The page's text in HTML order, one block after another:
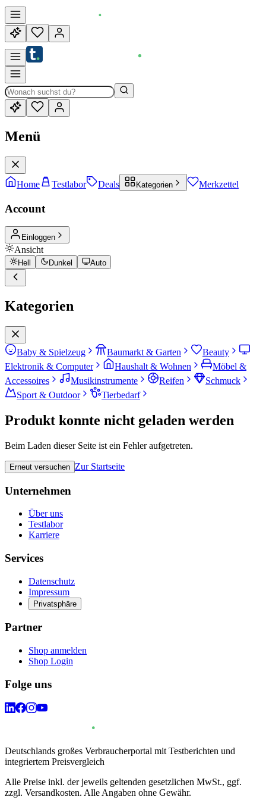
Menü
Home Testlabor Deals Kategorien Merkzettel
Account
Einloggen
Ansicht
Hell Dunkel Auto
Kategorien
Baby & Spielzeug Baumarkt & Garten
Beauty
Elektronik & Computer
Haushalt & Wohnen
Möbel &
Accessoires
Musikinstrumente Reifen
Schmuck
Sport & Outdoor
Tierbedarf
Produkt konnte nicht geladen werden
Beim Laden dieser Seite ist ein Fehler aufgetreten.
Erneut versuchen Zur Startseite
Unternehmen
Über uns
Testlabor
Karriere
Services
Datenschutz
Impressum
Privatsphäre
Partner
Shop anmelden
Shop Login
Folge uns
Deutschlands großes Verbraucherportal mit Testberichten und
integriertem Preisvergleich
Alle Preise inkl. der jeweils geltenden gesetzlichen MwSt., ggf.
zzgl. Versandkosten. Alle Angaben ohne Gewähr.